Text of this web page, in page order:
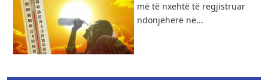
më të nxehtë të regjistruar
ndonjëherë në...